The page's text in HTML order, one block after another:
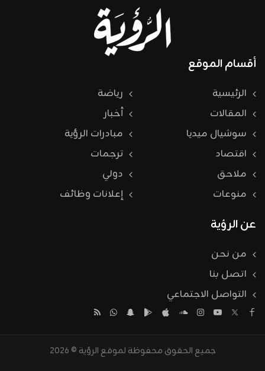
أقسام الموقع
الرئيسية
رياضة
المقالات
أخبار
سوشيال ميديا
مبادرات الرؤية
اقتصاد
ترجمات
ملاحق
دولي
منوعات
إعلانات وظائف
عن الرؤية
من نحن
اتصل بنا
التواصل الاجتماعي
جميع الحقوق محفوظة لموقع الرؤية © 2026